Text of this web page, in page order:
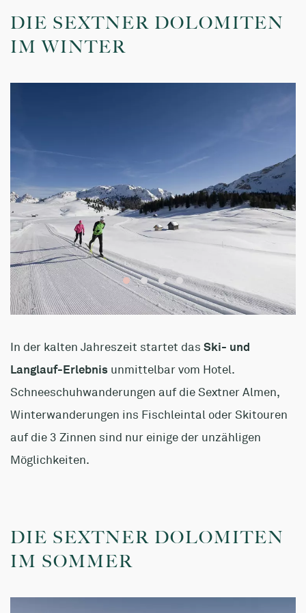
suedtirolbus.de
DIE SEXTNER DOLOMITEN
IM WINTER
In der kalten Jahreszeit startet das Ski- und
Langlauf-Erlebnis unmittelbar vom Hotel.
Schneeschuhwanderungen auf die Sextner Almen,
Winterwanderungen ins Fischleintal oder Skitouren
auf die 3 Zinnen sind nur einige der unzähligen
Möglichkeiten.
DIE SEXTNER DOLOMITEN
IM SOMMER